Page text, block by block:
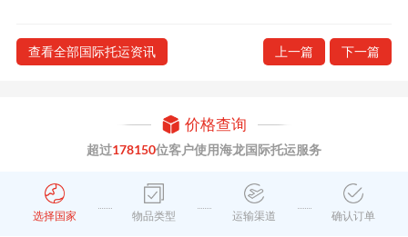
查看全部国际托运资讯 上一篇 下一篇
价格查询
超过178150位客户使用海龙国际托运服务
选择国家 物品类型 运输渠道 确认订单